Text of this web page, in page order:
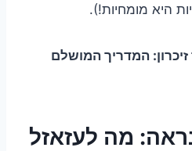
היא מומחיות!).
המדריך המושלם
מה לעזאזל